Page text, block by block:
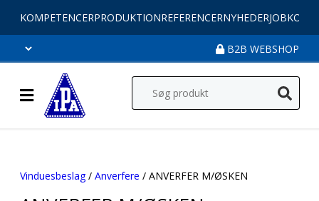
KOMPETENCERPRODUKTIONREFERENCERNYHEDERJOB
B2B WEBSHOP
Vinduesbeslag/ Anverfere / ANVERFER M/ØSKEN